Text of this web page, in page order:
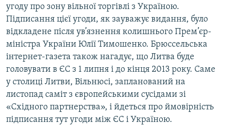
угоду про зону вільної торгівлі з Україною.
Підписання цієї угоди, як зауважує видання, було
відкладене після ув’язнення колишнього Прем’єр-
міністра України Юлії Тимошенко. Брюссельська
інтернет-газета також нагадує, що Литва буде
головувати в ЄС з 1 липня і до кінця 2013 року. Саме
у столиці Литви, Вільнюсі, запланований на
листопад саміт з європейськими сусідами зі
«Східного партнерства», і йдеться про ймовірність
підписання тут угоди між ЄС і Україною.